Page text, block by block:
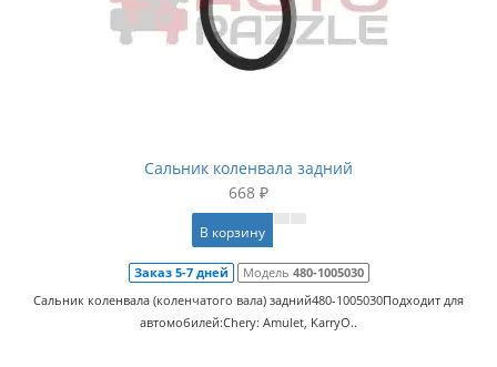
Сальник коленвала задний
668 ₽
В корзину
Заказ 5-7 дней Модель 480-1005030
Сальник коленвала (коленчатого вала) задний480-1005030Подходит для
автомобилей:Chery: Amulet, KarryО..